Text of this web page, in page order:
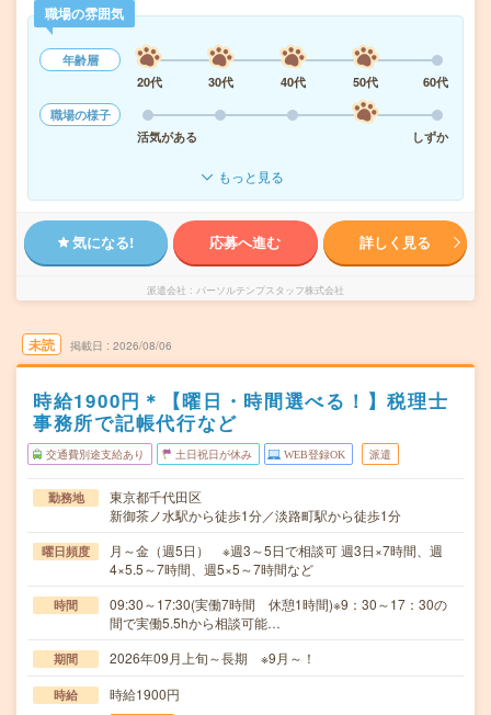
職場の雰囲気
年齢層
20代
30代 40代 50代
60代
職場の様子
活気がある
しずか
もっと見る
気になる! 応募へ進む 詳しく見る
派遣会社 パーソルテンプスタッフ株式会社
未読 掲載日 2026/08/06
時給1900円＊【曜日・時間選べる！】税理士
事務所で記帳代行など
交通費別途支給あり 土日祝日が休み WEB登録OK 派遣
勤務地
東京都千代田区
新御茶ノ水駅から徒歩1分／淡路町駅から徒歩1分
曜日頻度
月～金（週5日） ※週3～5日で相談可 週3日×7時間、週
4×5.5～7時間、週5×5～7時間など
時間
09:30～17:30(実働7時間 休憩1時間)※9：30～17：30の
間で実働5.5hから相談可能…
期間 2026年09月上旬～長期 ※9月～！
時給 時給1900円